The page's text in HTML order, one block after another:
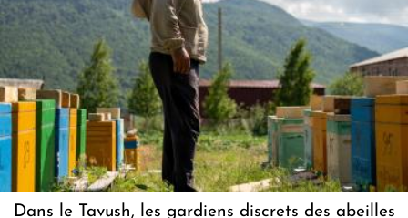
Dans le Tavush, les gardiens discrets des abeilles